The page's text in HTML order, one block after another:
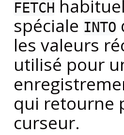
FETCH
spéciale INTO
les valeurs
utilisé pour
qui retourne
curseur.